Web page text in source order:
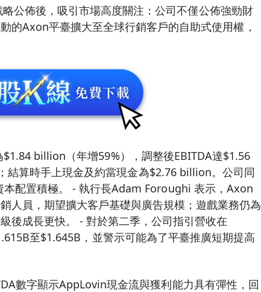
公佈後，吸引市場高度關注：公司不僅公佈強勁財
的Axon平臺擴大至全球行銷客戶的自助式使用權，
billion（年增59%），調整後EBITDA達$1.56
算時手上現金及約當現金為$2.76 billion。公司同
配置積極。 - 執行長Adam Foroughi 表示，Axon
人員，期望擴大客戶基礎與廣告規模；遊戲業務仍為
後成長更快。 - 對於第二季，公司指引營收在
至$1.645B，並警示可能為了平臺推廣短期提高
數字顯示AppLovin現金流與獲利能力具有彈性，回